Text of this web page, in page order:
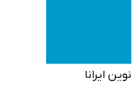
نوین ایرانا